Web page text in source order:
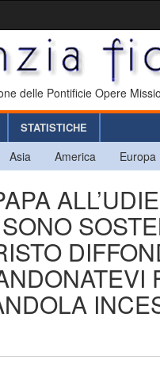
delle Pontificie Opere
STATISTICHE
Asia America Europa